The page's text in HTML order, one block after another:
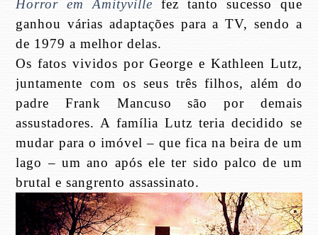
Horror em Amityville fez tanto sucesso que
ganhou várias adaptações para a TV, sendo a
de 1979 a melhor delas.
Os fatos vividos por George e Kathleen Lutz,
juntamente com os seus três filhos, além do
padre Frank Mancuso são por demais
assustadores. A família Lutz teria decidido se
mudar para o imóvel – que fica na beira de um
lago – um ano após ele ter sido palco de um
brutal e sangrento assassinato.